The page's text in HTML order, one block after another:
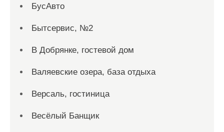
БусАвто
Бытсервис, №2
В Добрянке, гостевой дом
Валяевские озера, база отдыха
Версаль, гостиница
Весёлый Банщик